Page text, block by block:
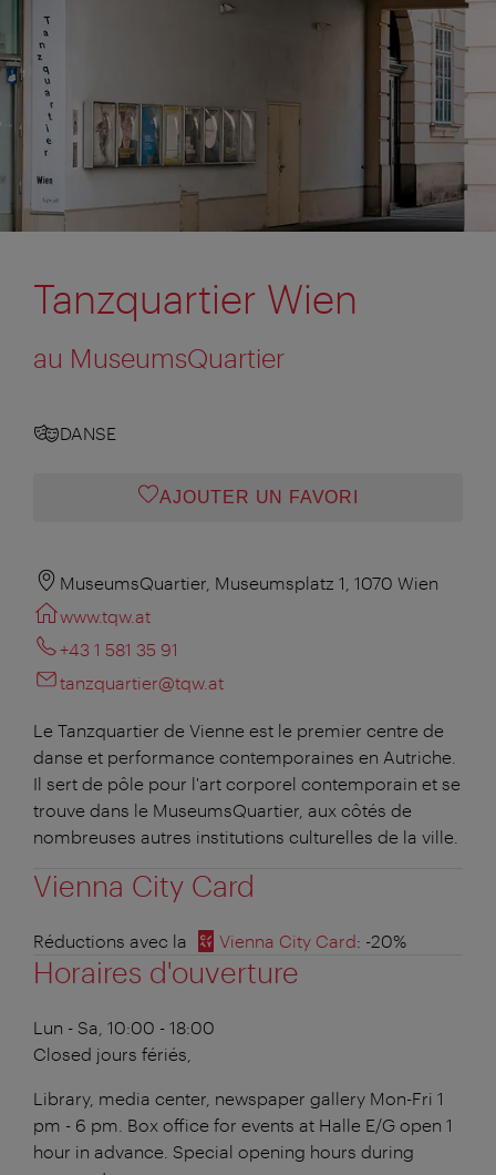
Tanzquartier Wien
au MuseumsQuartier
DANSE
AJOUTER UN FAVORI
MuseumsQuartier, Museumsplatz 1, 1070 Wien
www.tqw.at
+43 1 581 35 91
tanzquartier@tqw.at
Le Tanzquartier de Vienne est le premier centre de
danse et performance contemporaines en Autriche.
Il sert de pôle pour l'art corporel contemporain et se
trouve dans le MuseumsQuartier, aux côtés de
nombreuses autres institutions culturelles de la ville.
Vienna City Card
Réductions avec la Vienna City Card: -20%
Horaires d'ouverture
Lun - Sa, 10:00 - 18:00
Closed jours fériés,
Library, media center, newspaper gallery Mon-Fri 1
pm - 6 pm. Box office for events at Halle E/G open 1
hour in advance. Special opening hours during